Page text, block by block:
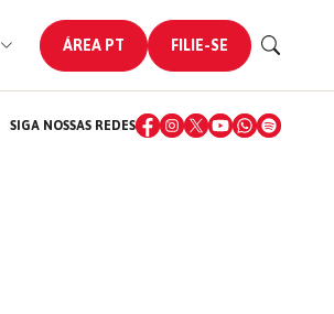
ÁREA PT FILIE-SE
SIGA NOSSAS REDES